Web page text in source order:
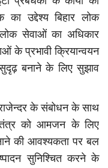
उद्देश्य बिहार लोक
लोक सेवाओं का अधिकार
के प्रभावी क्रियान्वयन
बनाने के लिए सुझाव
के संबोधन के साथ
तंत्र को आमजन के लिए
की आवश्यकता पर बल
सुनिश्चित करने के